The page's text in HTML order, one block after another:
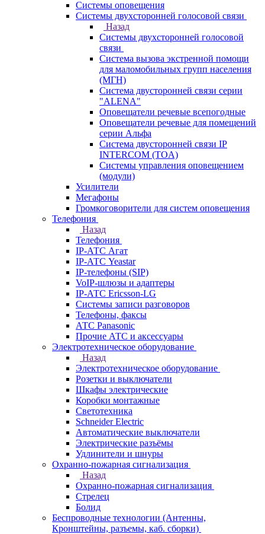
Системы оповещения
Системы двухсторонней голосовой связи
Назад
Системы двухсторонней голосовой
связи
Система вызова экстренной помощи
для маломобильных групп населения
(МГН)
Система двусторонней связи серии
"ALENA"
Оповещатели речевые всепогодные
Оповещатели речевые для помещений
серии Альфа
Система двусторонней связи IP
INTERCOM (TOA)
Системы управления оповещением
(модули)
Усилители
Мегафоны
Громкоговорители для систем оповещения
Телефония
Назад
Телефония
IP-АТС Агат
IP-АТС Yeastar
IP-телефоны (SIP)
VoIP-шлюзы и адаптеры
IP-АТС Ericsson-LG
Системы записи разговоров
Телефоны, факсы
АТС Panasonic
Прочие АТС и аксессуары
Электротехническое оборудование
Назад
Электротехническое оборудование
Розетки и выключатели
Шкафы электрические
Коробки монтажные
Светотехника
Schneider Electric
Автоматические выключатели
Электрические разъёмы
Удлинители и шнуры
Охранно-пожарная сигнализация
Назад
Охранно-пожарная сигнализация
Стрелец
Болид
Беспроводные технологии (Антенны,
Кронштейны, разъемы, каб. сборки)